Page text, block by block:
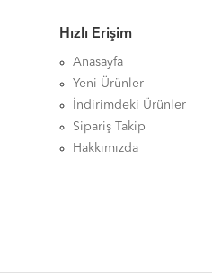
Hızlı Erişim
Anasayfa
Yeni Ürünler
İndirimdeki Ürünler
Sipariş Takip
Hakkımızda